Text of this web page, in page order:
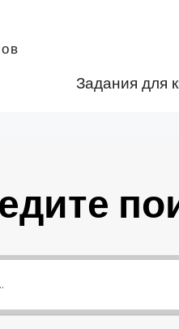
Задания для